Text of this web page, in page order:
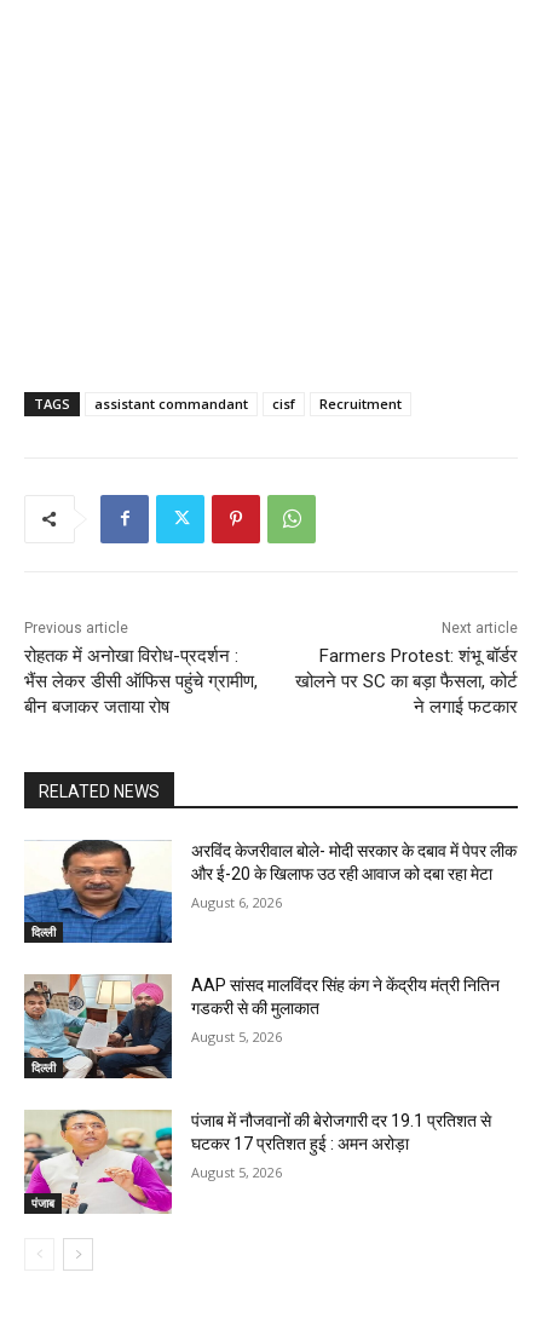
TAGS assistant commandant cisf Recruitment
Previous article
रोहतक में अनोखा विरोध-प्रदर्शन :
भैंस लेकर डीसी ऑफिस पहुंचे ग्रामीण,
बीन बजाकर जताया रोष
Next article
Farmers Protest: शंभू बॉर्डर
खोलने पर SC का बड़ा फैसला, कोर्ट
ने लगाई फटकार
RELATED NEWS
दिल्ली
अरविंद केजरीवाल बोले- मोदी सरकार के दबाव में पेपर लीक
और ई-20 के खिलाफ उठ रही आवाज को दबा रहा मेटा
August 6, 2026
दिल्ली
AAP सांसद मालविंदर सिंह कंग ने केंद्रीय मंत्री नितिन
गडकरी से की मुलाकात
August 5, 2026
पंजाब
पंजाब में नौजवानों की बेरोजगारी दर 19.1 प्रतिशत से
घटकर 17 प्रतिशत हुई : अमन अरोड़ा
August 5, 2026